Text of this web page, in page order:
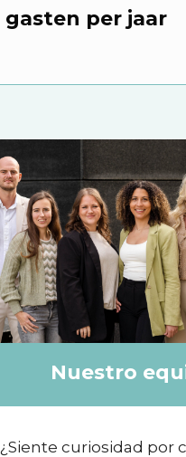
gasten per jaar
Nuestro
¿Siente curiosidad por